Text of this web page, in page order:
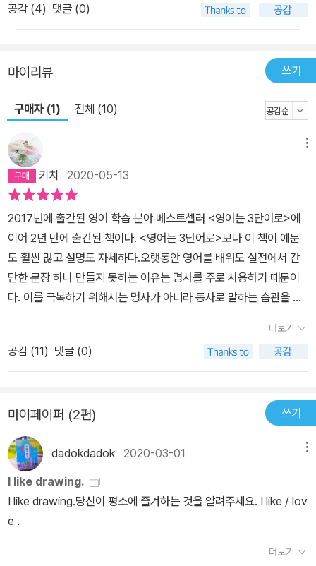
the Internet. ④ 진행형 대신 현재형으로! × I am studying Spani
sh. ○ I study Spanish. ⑤ There is/are를 버려라! × There are
⑥ 4형식, 5형식도 버려라! × I found his plan interesting. ○ His
e to understand your situation . ○ I understand your situati
He has no pride. ⑨ 구체적이고 직설적으로 말하라! × We will be
glad if you help us. ○ We need your help. ⑩ 심플한 단문으로
말하라! × If you have any questions, please do not hesitate
to ask us. ○ We welcome any questions. 스타 영어강사인 이
책의 저자 나카야마 유키코는 주어, 동사, 목적어 단 3단어로 영어 문
장을 만드는 원칙과 방법을 10가지 팁과 명쾌한 해설로 반복하여 설
명한다. 한 페이지에 한 문장씩 다양한 예문을 제시한 뒤 우리말을 심
플하게 고친 다음, 쉬운 동사들로 짧은 문장을 만드는 Before&After
예문을 제시하는 그의 해설 방식은 무심코 쓰던 ‘어려운 영어’나 ‘콩글
리시’를 버리고 영어식 사고법을 자연스럽게 받아들이도록 만드는 힘
다. 또한 이 책의 6장 〈3단어 영어 특별훈련〉 편에는 회화와 작문에
유용한 ‘저절로 말하게 되는 패턴 30’을 담아 여태까지 익힌 3단어 영
어가 완벽히 입에 붙어 저절로 튀어나오도록 연습을 돕는다. 2017년
7월 니혼TV 〈세계에서 가장 받고 싶은 수업〉에 출연한 나카야마 유
키코는, 아는 영어라고는 햄버거, 피자 밖에 없는 아이돌에게 3단어
영어를 가르쳐 2주 만에 외국인과 거침없이 대화하게 만드는 놀라운
결과를 보여주었다. 비결은 간단했다. 3단어로 말하는 연습을 반복해
서 하다 보니, 자연스레 미사여구나 돌려 말하는 습관을 버리고 짧지
공감 (4) 댓글 (0)
마이리뷰 쓰기
구매자 (1) 전체 (10)
키치 2020-05-13
2017년에 출간된 영어 학습 분야 베스트셀러 <영어는 3단어로>에
이어 2년 만에 출간된 책이다. <영어는 3단어로>보다 이 책이 예문
도 훨씬 많고 설명도 자세하다.오랫동안 영어를 배워도 실전에서 간
단한 문장 하나 만들지 못하는 이유는 명사를 주로 사용하기 때문이
다. 이를 극복하기 위해서는 명사가 아니라 동사로 말하는 습관을 들
요.'라는 말을 영어로 하고 싶을 때 대부분의 학습자들은 'My job is
a salesperson for cosmetics.'라고 말한다. 문법도 맞고 뜻도 통
하지만, 간결하고 효율적인 문장을 선호하는 영어의 속성과는 맞지
다.책에는 명사가 아니라 동사로 표현하는 연습을 할 수 있는 100개
의 문장이 실려 있다. 각각의 문장마다 유사한 표현이 4~6개씩 실려
있어서 실제로는 4~500개의 문장을 연습할 수 있는 셈이다. 초반에
는 쉽다가 중반 이후부터 갑자기 어려워진다. 문장 패턴으로 영어를
공부하는 데 익숙한 학습자에게 추천한다.
더보기
공감 (11) 댓글 (0)
마이페이퍼 (2편) 쓰기
dadokdadok 2020-03-01
I like drawing.
I like drawing.당신이 평소에 즐겨하는 것을 알려주세요. I like / lov
e .
더보기